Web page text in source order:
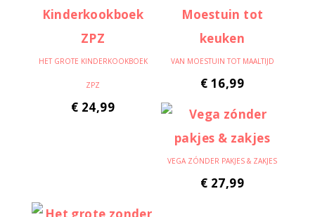
HET GROTE KINDERKOOKBOEK
ZPZ
€ 24,99
VAN MOESTUIN TOT MAALTIJD
€ 16,99
VEGA ZÓNDER PAKJES & ZAKJES
€ 27,99